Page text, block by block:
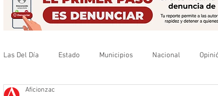
Las Del Día Estado Municipios Nacional
Que no se olvide
Aficionzac